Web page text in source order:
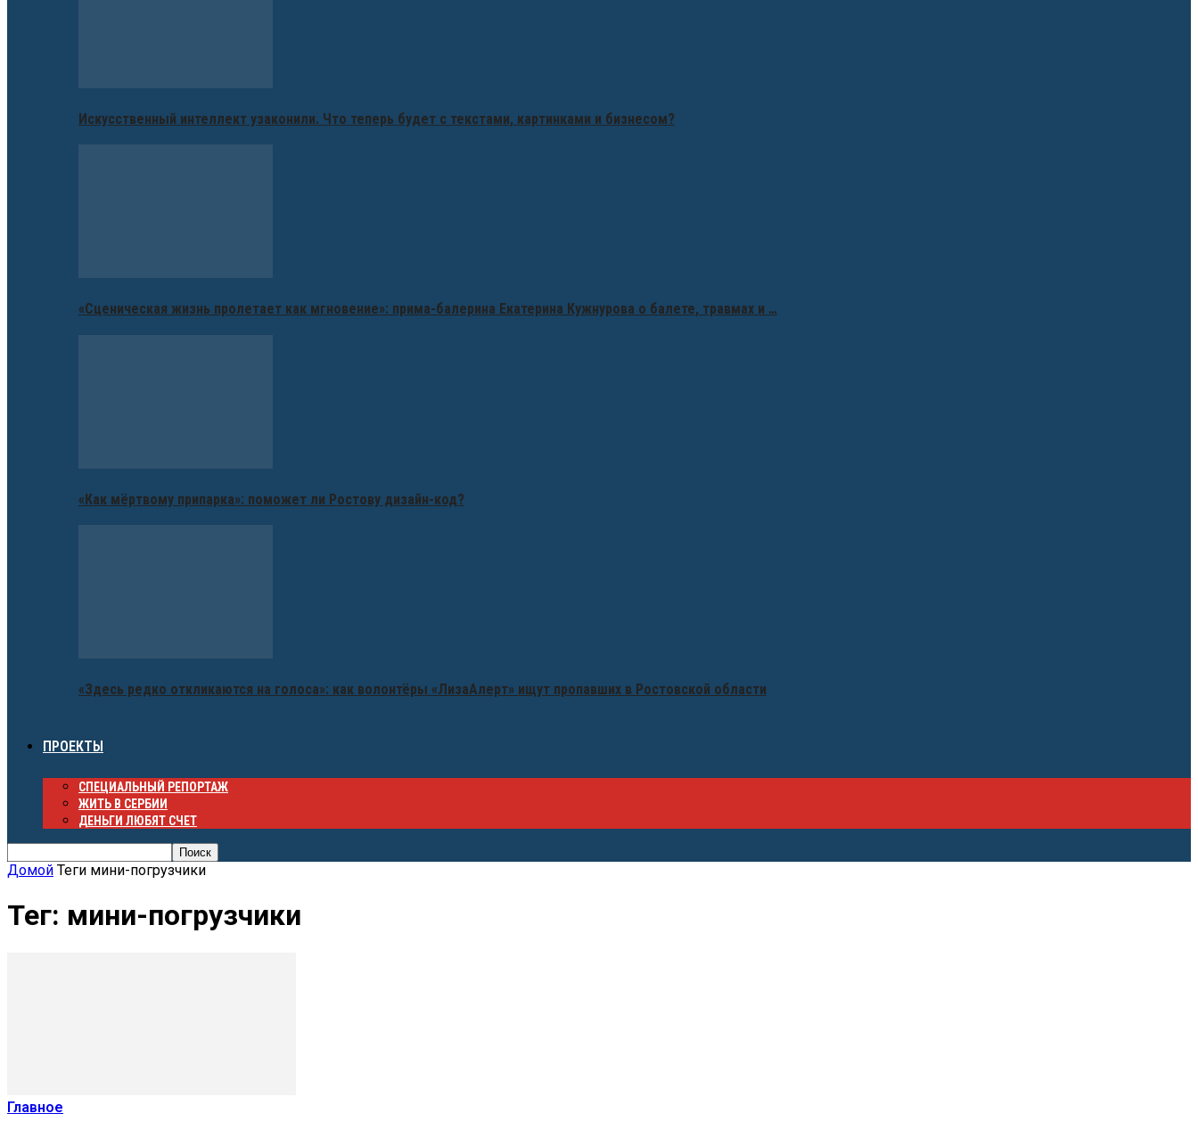
Искусственный интеллект узаконили. Что теперь будет с текстами, картинками и бизнесом?
«Сценическая жизнь пролетает как мгновение»: прима-балерина Екатерина Кужнурова о балете, травмах и …
«Как мёртвому припарка»: поможет ли Ростову дизайн-код?
«Здесь редко откликаются на голоса»: как волонтёры «ЛизаАлерт» ищут пропавших в Ростовской области
ПРОЕКТЫ
СПЕЦИАЛЬНЫЙ РЕПОРТАЖ
ЖИТЬ В СЕРБИИ
ДЕНЬГИ ЛЮБЯТ СЧЕТ
Домой Теги мини-погрузчики
Тег: мини-погрузчики
Главное